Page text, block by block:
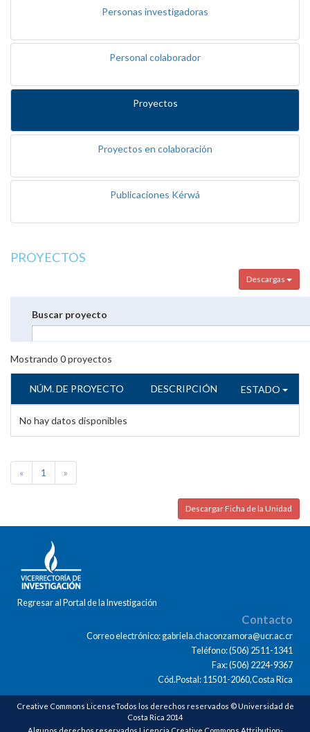
Personas investigadoras
Personal colaborador
Proyectos
Proyectos en colaboración
Publicaciones Kérwá
PROYECTOS
Descargas
Buscar proyecto
Mostrando 0proyectos
NÚM. DE PROYECTO DESCRIPCIÓN ESTADO
No hay datos disponibles
« 1 »
Descargar Ficha de la Unidad
Regresar al Portal de la Investigación
Contacto
Correo electrónico: gabriela.chaconzamora@ucr.ac.cr
Teléfono: (506) 2511-1341
Fax: (506) 2224-9367
Cód.Postal: 11501-2060,Costa Rica
Creative Commons LicenseTodos los derechos reservados © Universidad de
Costa Rica 2014